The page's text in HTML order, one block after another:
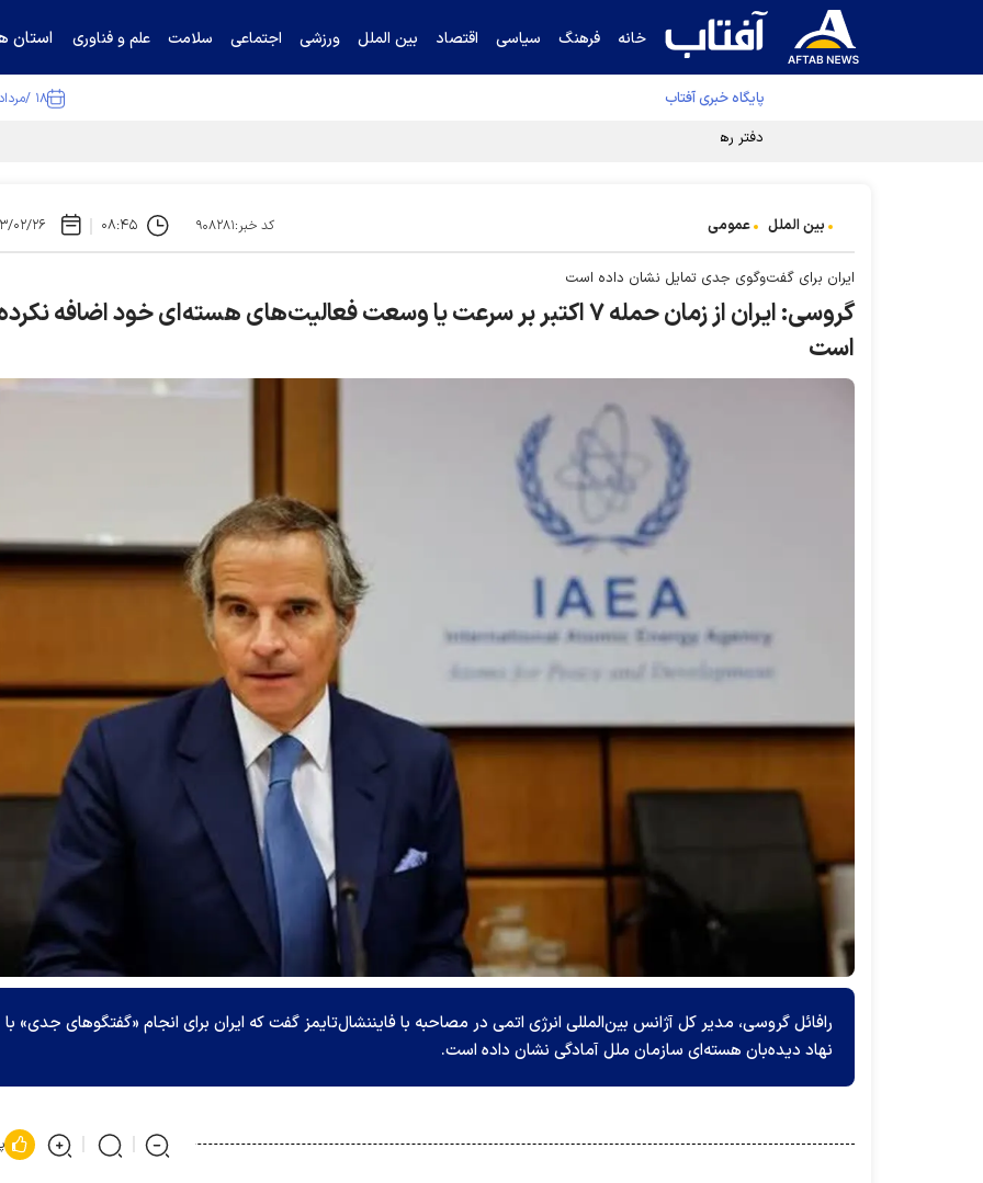
خانه فرهنگ سیاسی اقتصاد بین الملل ورزشی اجتماعی سلامت علم و فناوری استان
پایگاه خبری آفتاب ۱۸ /مرداد /۱۴۰۵
دفتر رهبر انقلاب ادعای خرازی درباره پزشکیان را تکذیب کرد
بین الملل عمومی کد خبر:۹۰۸۲۸۱ ۰۸:۴۵ ۱۴۰۳/
ایران برای گفت‌وگوی جدی تمایل نشان داده است
گروسی: ایران از زمان حمله ۷ اکتبر بر سرعت یا وسعت فعالیت‌های هسته‌ای خود اضافه
است
رافائل گروسی، مدیر کل آژانس بین‌المللی انرژی اتمی در مصاحبه با فایننشال‌تایمز گفت که ایران برای انجام «گفتگو‌های جدی» با
نهاد دیده‌بان هسته‌ای سازمان ملل آمادگی نشان داده است.